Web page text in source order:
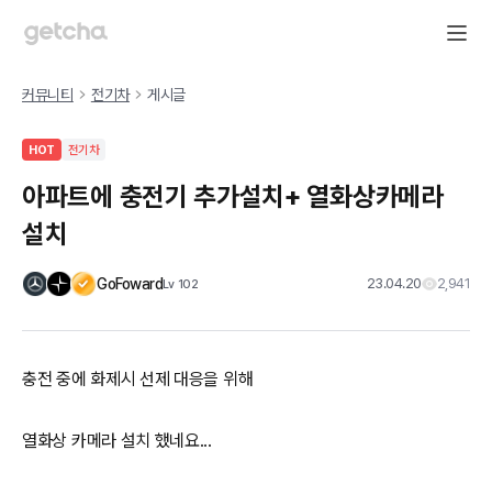
커뮤니티 전기차 게시글
HOT 전기차
아파트에 충전기 추가설치+ 열화상카메라
설치
GoFowardLv 102 23.04.20 2,941
충전 중에 화제시 선제 대응을 위해
열화상 카메라 설치 했네요...